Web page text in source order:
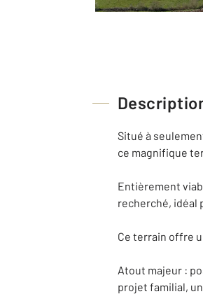
Situé à
ce magnifique
Entièrement
recherché, idéal
Ce terrain offre
Atout majeur :
projet familial,